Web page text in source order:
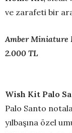
ve zarafeti bir
Amber Miniature
2.000 TL
Wish Kit Palo
Palo Santo
yılbaşına özel